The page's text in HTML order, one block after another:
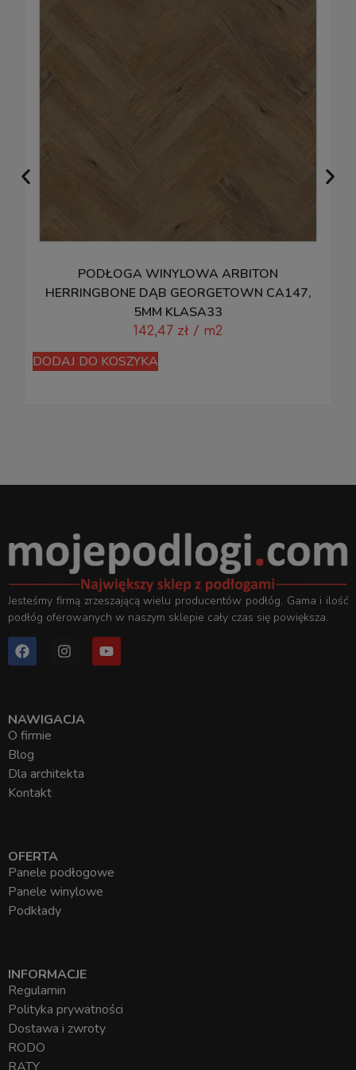
PODŁOGA WINYLOWA ARBITON
HERRINGBONE DĄB GEORGETOWN CA147,
5MM KLASA33
142,47 zł / m2
DODAJ DO KOSZYKA
Jesteśmy firmą zrzeszającą wielu producentów podłóg. Gama i ilość
podłóg oferowanych w naszym sklepie cały czas się powiększa.
NAWIGACJA
O firmie
Blog
Dla architekta
Kontakt
OFERTA
Panele podłogowe
Panele winylowe
Podkłady
INFORMACJE
Regulamin
Polityka prywatności
Dostawa i zwroty
RODO